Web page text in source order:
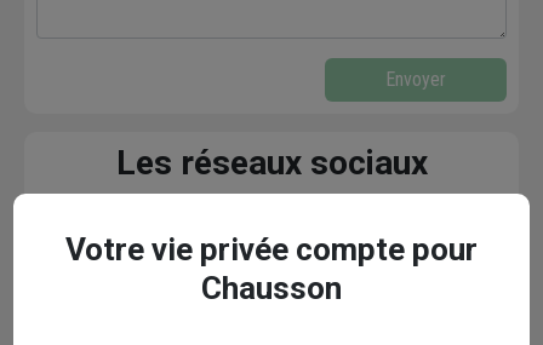
Envoyer
Les réseaux sociaux
Votre vie privée compte pour
Chausson